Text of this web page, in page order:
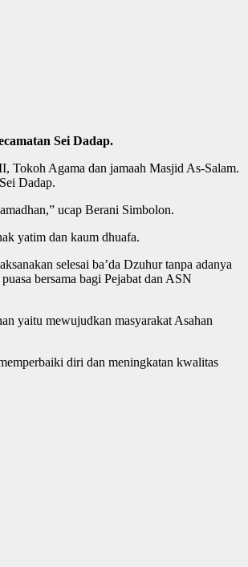
Sei Dadap.
Tokoh Agama dan jamaah Masjid As-Salam.
Dadap.
ucap Berani Simbolon.
yatim dan kaum dhuafa.
selesai ba’da Dzuhur tanpa adanya
bersama bagi Pejabat dan ASN
yaitu mewujudkan masyarakat Asahan
diri dan meningkatan kwalitas